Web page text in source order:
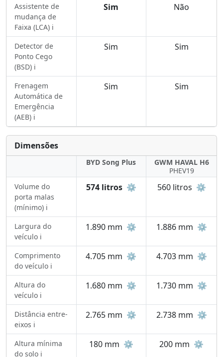
Assistente de
mudança de
Faixa (LCA) ℹ️
Sim Não
Detector de
Ponto Cego
(BSD) ℹ️
Sim Sim
Frenagem
Automática de
Emergência
(AEB) ℹ️
Sim Sim
Dimensões
BYD Song Plus
GWM HAVAL H6
PHEV19
Volume do
porta malas
(mínimo) ℹ️
574 litros ⚙️ 560 litros ⚙️
Largura do
veículo ℹ️
1.890 mm ⚙️ 1.886 mm ⚙️
Comprimento
do veículo ℹ️
4.705 mm ⚙️ 4.703 mm ⚙️
Altura do
veículo ℹ️
1.680 mm ⚙️ 1.730 mm ⚙️
Distância entre-
eixos ℹ️
2.765 mm ⚙️ 2.738 mm ⚙️
Altura mínima
do solo ℹ️
180 mm ⚙️ 200 mm ⚙️